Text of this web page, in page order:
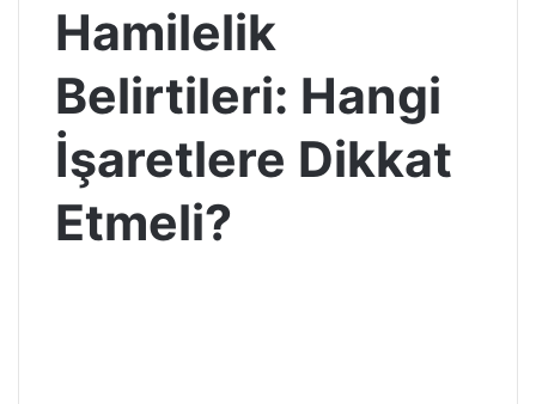
Hamilelik
Belirtileri: Hangi
İşaretlere Dikkat
Etmeli?